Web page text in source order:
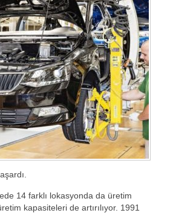
14 farklı lokasyonda da üretim
kapasiteleri de artırılıyor. 1991